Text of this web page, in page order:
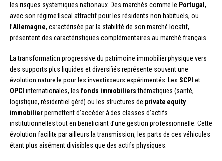
les risques systémiques nationaux. Des marchés comme le Portugal,
avec son régime fiscal attractif pour les résidents non habituels, ou
l’Allemagne, caractérisée par la stabilité de son marché locatif,
présentent des caractéristiques complémentaires au marché français.
La transformation progressive du patrimoine immobilier physique vers
des supports plus liquides et diversifiés représente souvent une
évolution naturelle pour les investisseurs expérimentés. Les SCPI et
OPCI internationales, les fonds immobiliersthématiques (santé,
logistique, résidentiel géré) ou les structures de private equity
immobilierpermettent d’accéder à des classes d’actifs
institutionnelles tout en bénéficiant d’une gestion professionnelle. Cette
évolution facilite par ailleurs la transmission, les parts de ces véhicules
étant plus aisément divisibles que des actifs physiques.